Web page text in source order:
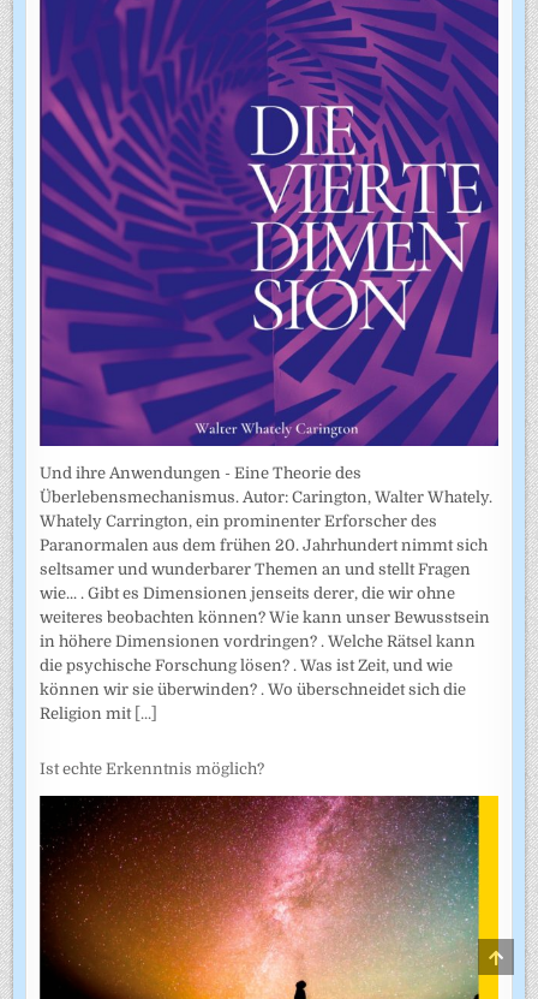
Und ihre Anwendungen - Eine Theorie des
Überlebensmechanismus. Autor: Carington, Walter Whately.
Whately Carrington, ein prominenter Erforscher des
Paranormalen aus dem frühen 20. Jahrhundert nimmt sich
seltsamer und wunderbarer Themen an und stellt Fragen
wie... . Gibt es Dimensionen jenseits derer, die wir ohne
weiteres beobachten können? Wie kann unser Bewusstsein
in höhere Dimensionen vordringen? . Welche Rätsel kann
die psychische Forschung lösen? . Was ist Zeit, und wie
können wir sie überwinden? . Wo überschneidet sich die
Religion mit [...]
Ist echte Erkenntnis möglich?
TO
TOP